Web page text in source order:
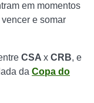
em momentos
e somar
CSA x CRB, e
da Copa do